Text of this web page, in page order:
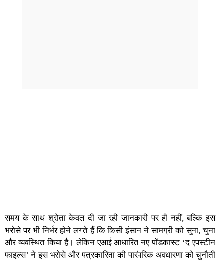
समय के साथ श्रोता केवल दी जा रही जानकारी पर ही नहीं, बल्कि इस
भरोसे पर भी निर्भर होने लगते हैं कि किसी इंसान ने सामग्री को सुना, चुना
और व्यवस्थित किया है। लेकिन एआई आधारित नए पॉडकास्ट ‘द एपस्टीन
फाइल्स’ ने इस भरोसे और पत्रकारिता की पारंपरिक अवधारणा को चुनौती